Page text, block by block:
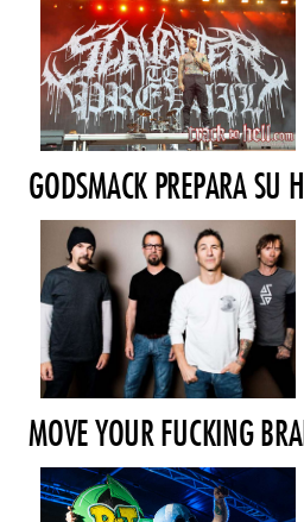
GODSMACK PREPARA SU
MOVE YOUR FUCKING